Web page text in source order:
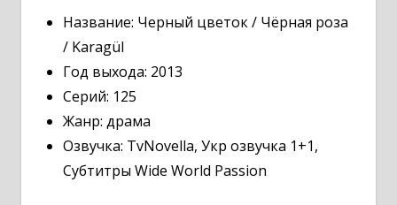
Название: Черный цветок / Чёрная роза
/ Karagül
Год выхода: 2013
Серий: 125
Жанр: драма
Озвучка: TvNovella, Укр озвучка 1+1,
Субтитры Wide World Passion